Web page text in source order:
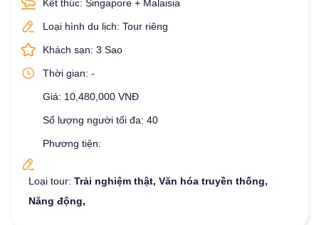
Kết thúc: Singapore + Malaisia
Loại hình du lịch: Tour riêng
Khách sạn: 3 Sao
Thời gian: -
Giá: 10,480,000 VNĐ
Số lượng người tối đa: 40
Phương tiện:
Loại tour: Trải nghiệm thật, Văn hóa truyền thống,
Năng động,